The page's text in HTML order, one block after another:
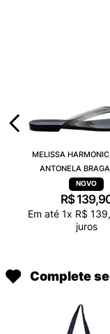
MELISSA
ANTONELA
TRANSPARENTE
R$ 139,
Em até 1x R$ 139,
juros
Complete